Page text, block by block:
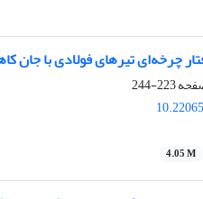
چرخه‌ای تیرهای فولادی با جان
223-244
4.05 M